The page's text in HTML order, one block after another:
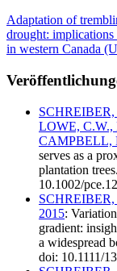
Adaptation of
drought:
in western Canada
LOWE,
CAMPBELL,
serves as a
plantation
10.1002/
2015:
gradient:
a widespread
doi: 10.1111/